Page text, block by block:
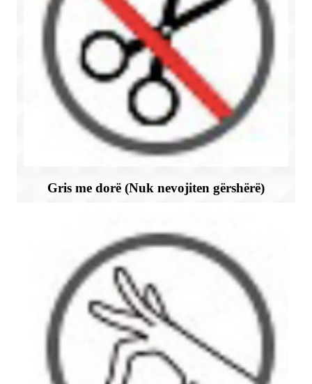
Gris me dorë (Nuk nevojiten gërshërë)